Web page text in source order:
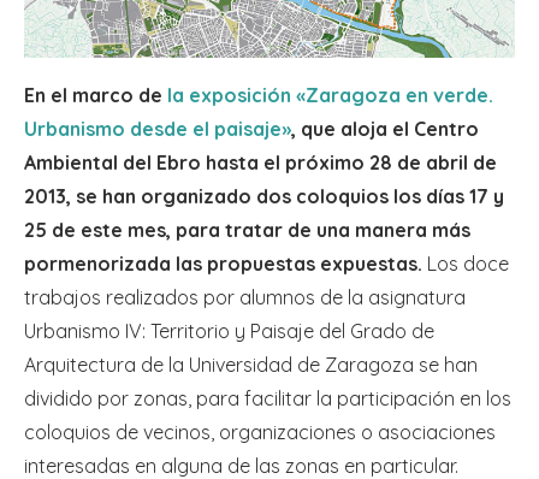
En el marco de la exposición «Zaragoza en verde.
Urbanismo desde el paisaje», que aloja el Centro
Ambiental del Ebro hasta el próximo 28 de abril de
2013, se han organizado dos coloquios los días 17 y
25 de este mes, para tratar de una manera más
pormenorizada las propuestas expuestas. Los doce
trabajos realizados por alumnos de la asignatura
Urbanismo IV: Territorio y Paisaje del Grado de
Arquitectura de la Universidad de Zaragoza se han
dividido por zonas, para facilitar la participación en los
coloquios de vecinos, organizaciones o asociaciones
interesadas en alguna de las zonas en particular.